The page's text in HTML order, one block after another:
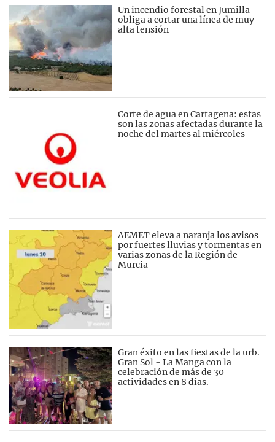
Un incendio forestal en Jumilla
obliga a cortar una línea de muy
alta tensión
Corte de agua en Cartagena: estas
son las zonas afectadas durante la
noche del martes al miércoles
AEMET eleva a naranja los avisos
por fuertes lluvias y tormentas en
varias zonas de la Región de
Murcia
Gran éxito en las fiestas de la urb.
Gran Sol - La Manga con la
celebración de más de 30
actividades en 8 días.